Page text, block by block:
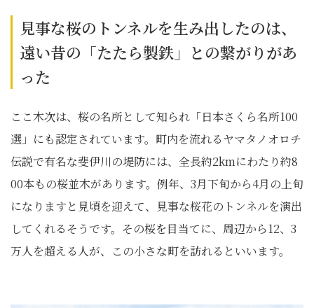
見事な桜のトンネルを生み出したのは、
遠い昔の「たたら製鉄」との繋がりがあ
った
ここ木次は、桜の名所として知られ「日本さくら名所100
選」にも認定されています。町内を流れるヤマタノオロチ
伝説で有名な斐伊川の堤防には、全長約2kmにわたり約8
00本もの桜並木があります。例年、3月下旬から4月の上旬
になりますと見頃を迎えて、見事な桜花のトンネルを演出
してくれるそうです。その桜を目当てに、周辺から12、3
万人を超える人が、この小さな町を訪れるといいます。